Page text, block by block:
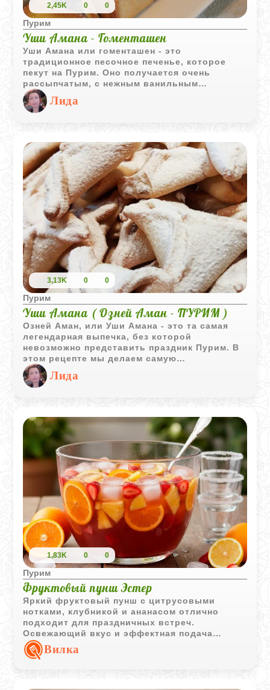
2,45K 0 0
Пурим
Уши Амана - Гоменташен
Уши Амана или гоменташен - это
традиционное песочное печенье, которое
пекут на Пурим. Оно получается очень
рассыпчатым, с нежным ванильным
ароматом, а внутрь можно положить
абсолютно любую любимую начинку, главное
чтобы она была густой и не вытекала при
Лида
3,13K 0 0
Пурим
Уши Амана ( Озней Аман - ПУРИМ )
Озней Аман, или Уши Амана - это та самая
легендарная выпечка, без которой
невозможно представить праздник Пурим. В
этом рецепте мы делаем самую
классическую маковую начинку, которая
получается очень густой и ароматной за счет
меда и цитрусовой цедры. Само тесто
замешивается на апельсиновом соке,
нежным, рассыпчатым и с легкой фруктовой
ноткой.
Лида
1,83K 0 0
Пурим
Фруктовый пунш Эстер
Яркий фруктовый пунш с цитрусовыми
нотками, клубникой и ананасом отлично
подходит для праздничных встреч.
Освежающий вкус и эффектная подача
делают этот напиток настоящим украшением
стола.Вилка